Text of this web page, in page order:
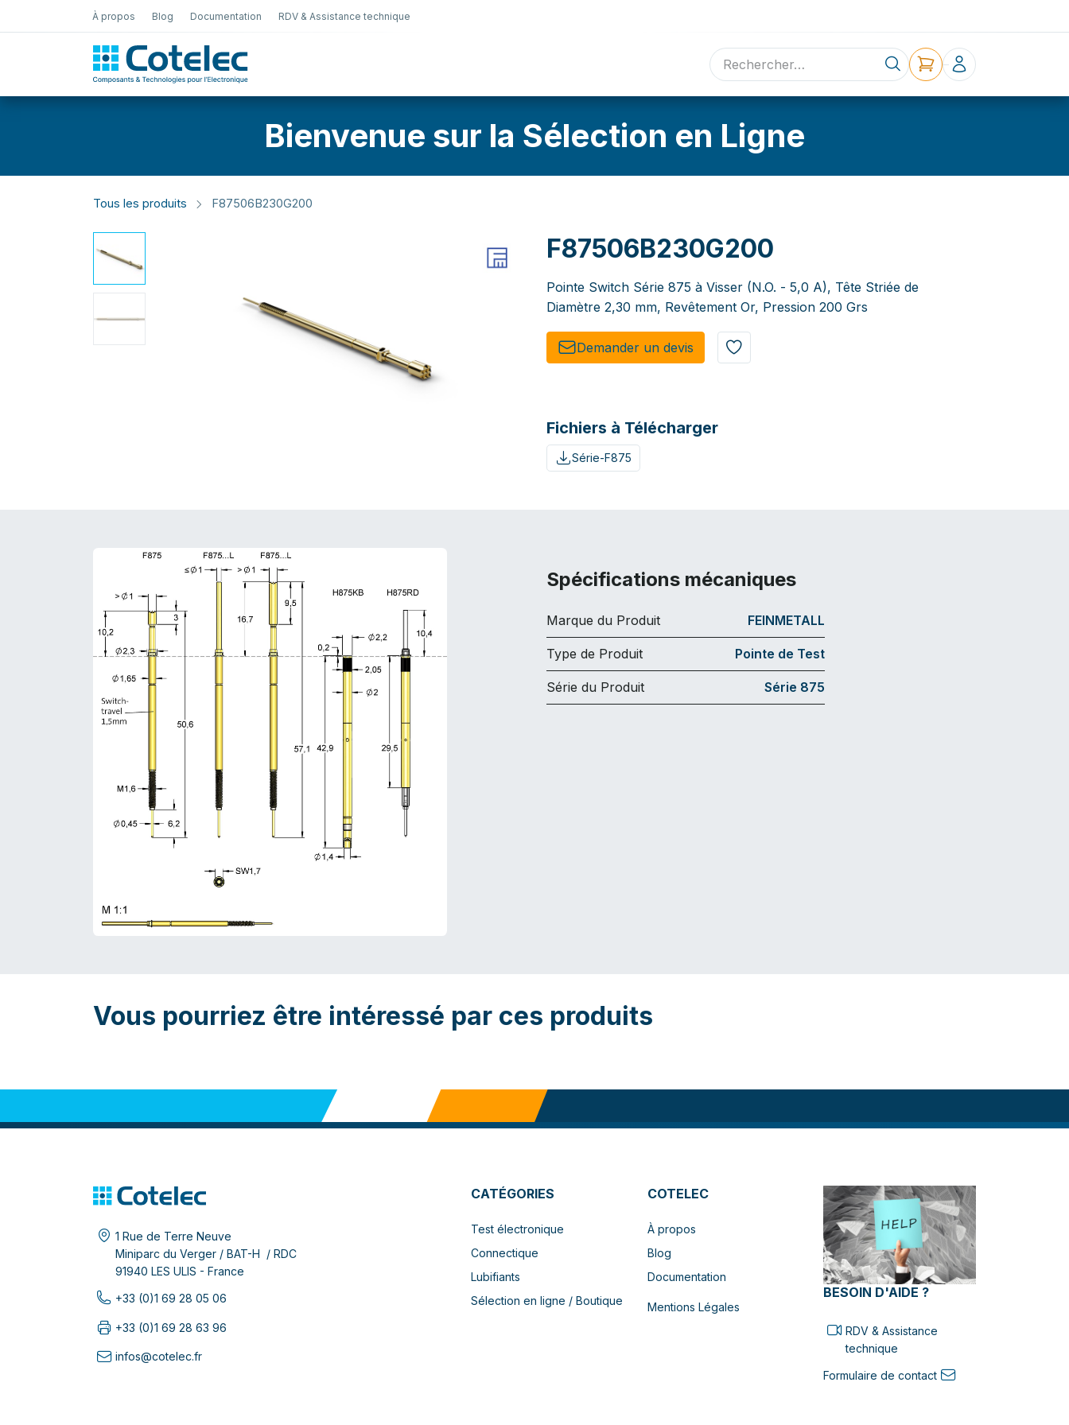
À propos Blog Documentation RDV & Assistance technique
Sélection en ligne Contact
Bienvenue sur la Sélection en Ligne
Tous les produits F87506B230G200
F87506B230G200
Pointe Switch Série 875 à Visser (N.O. - 5,0 A), Tête Striée de
Diamètre 2,30 mm, Revêtement Or, Pression 200 Grs
Demander un de​​vis​​
Fichiers à Télécharger
Série-F875
Spécifications mécaniques
Marque du Produit FEINMETALL
Type de Produit Pointe de Test
Série du Produit Série 875
Vous pourriez être intéressé par ces produits
1 Rue de Terre Neuve
Miniparc du Verger / BAT-H / RDC
91940 LES ULIS - France
+33 (0)1 69 28 05 06
+33 (0)1 69 28 63 96
infos@cotelec.fr
CATÉGORIES
Test électronique
Connectique
Lubifiants
Sélection en ligne / Boutique
COTELEC
À propos
Blog
Documentation
Mentions Légales
BESOIN D'AIDE ?
RDV & Assistance
technique
Formulaire de contact